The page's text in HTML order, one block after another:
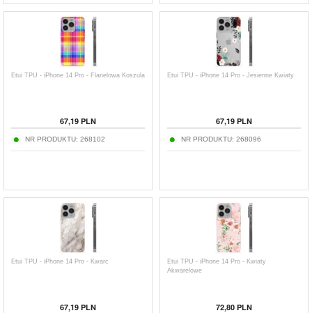
Etui TPU - iPhone 14 Pro - Flanelowa Koszula
67,19 PLN
NR PRODUKTU: 268102
Etui TPU - iPhone 14 Pro - Jesienne Kwiaty
67,19 PLN
NR PRODUKTU: 268096
Etui TPU - iPhone 14 Pro - Kwarc
67,19 PLN
Etui TPU - iPhone 14 Pro - Kwiaty
Akwarelowe
72,80 PLN